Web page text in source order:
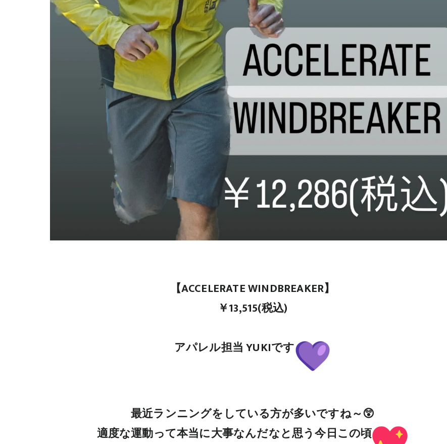
【ACCELERATE WINDBREAKER】
￥13,515(税込)
アパレル担当 YUKIです
最近ランニングをしている方が多いですね～😲
適度な運動って本当に大事なんだなと思う今日この頃